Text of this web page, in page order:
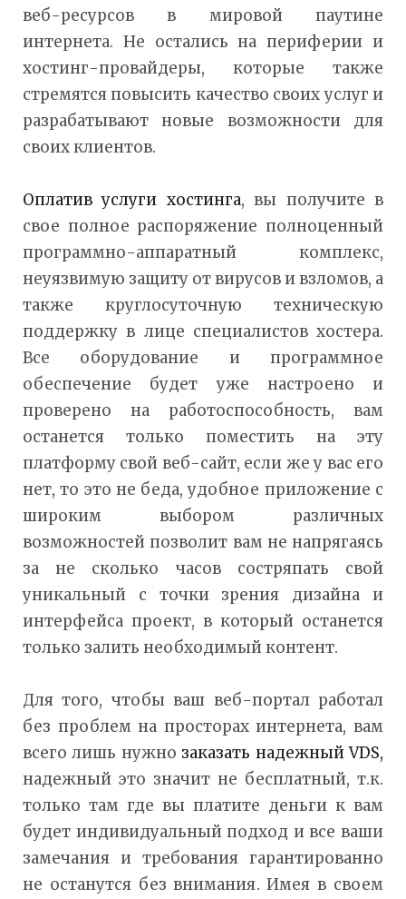
веб-ресурсов в мировой паутине
интернета. Не остались на периферии и
хостинг-провайдеры, которые также
стремятся повысить качество своих услуг и
разрабатывают новые возможности для
своих клиентов.
Оплатив услуги хостинга, вы получите в
свое полное распоряжение полноценный
программно-аппаратный комплекс,
неуязвимую защиту от вирусов и взломов, а
также круглосуточную техническую
поддержку в лице специалистов хостера.
Все оборудование и программное
обеспечение будет уже настроено и
проверено на работоспособность, вам
останется только поместить на эту
платформу свой веб-сайт, если же у вас его
нет, то это не беда, удобное приложение с
широким выбором различных
возможностей позволит вам не напрягаясь
за не сколько часов состряпать свой
уникальный с точки зрения дизайна и
интерфейса проект, в который останется
только залить необходимый контент.
Для того, чтобы ваш веб-портал работал
без проблем на просторах интернета, вам
всего лишь нужно заказать надежный VDS,
надежный это значит не бесплатный, т.к.
только там где вы платите деньги к вам
будет индивидуальный подход и все ваши
замечания и требования гарантированно
не останутся без внимания. Имея в своем